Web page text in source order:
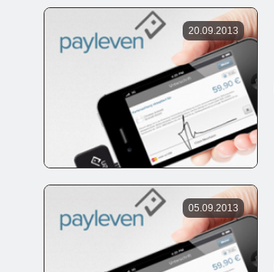
20.09.2013
05.09.2013